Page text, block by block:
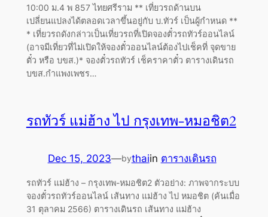
10:00 ม.4 พ 857 ไทยศรีราม ** เที่ยวรถด้านบน
เปลี่ยนแปลงได้ตลอดเวลาขึ้นอยู่กับ บ.ทัวร์ เป็นผู้กำหนด **
* เที่ยวรถดังกล่าวเป็นเที่ยวรถที่เปิดจองตั๋วรถทัวร์ออนไลน์
(อาจมีเที่ยวที่ไม่เปิดให้จองตั๋วออนไลน์ต้องไปเช็คที่ จุดขาย
ตั๋ว หรือ บขส.)* จองตั๋วรถทัวร์ เช็คราคาตั๋ว ตารางเดินรถ
บขส.กำแพงเพชร…
รถทัวร์ แม่ฮ้าง ไป กรุงเทพ-หมอชิต2
Dec 15, 2023—bythaiin ตารางเดินรถ
รถทัวร์ แม่ฮ้าง – กรุงเทพ-หมอชิต2 ตัวอย่าง: ภาพจากระบบ
จองตั๋วรถทัวร์ออนไลน์ เส้นทาง แม่ฮ้าง ไป หมอชิต (ค้นเมื่อ
31 ตุลาคม 2566) ตารางเดินรถ เส้นทาง แม่ฮ้าง